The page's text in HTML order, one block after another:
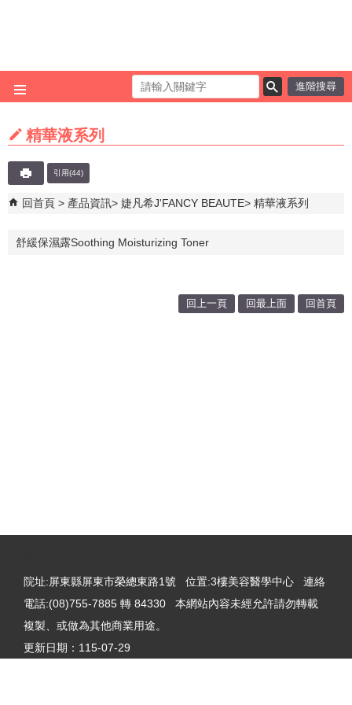
進階搜尋
精華液系列
引用(44)
回首頁 產品資訊 婕凡希J'FANCY BEAUTE 精華液系列
舒緩保濕露Soothing Moisturizing Toner
回上一頁 回最上面 回首頁
院址:屏東縣屏東市榮總東路1號 位置:3樓美容醫學中心 連絡
電話:(08)755-7885 轉 84330 本網站內容未經允許請勿轉載
複製、或做為其他商業用途。
更新日期： 115-07-29